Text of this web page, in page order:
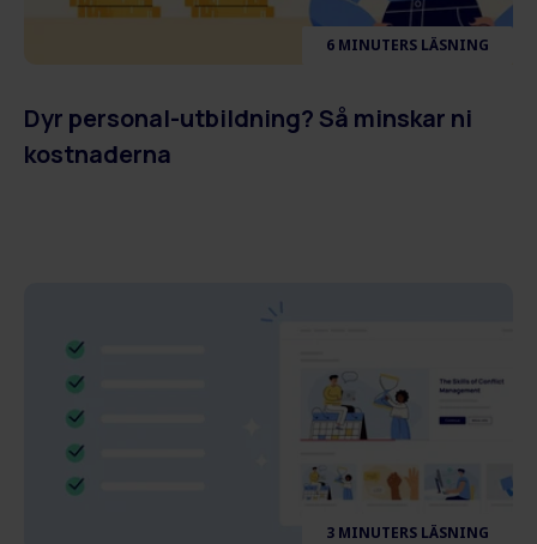
6 MINUTERS LÄSNING
Dyr personal-utbildning? Så minskar ni
kostnaderna
3 MINUTERS LÄSNING